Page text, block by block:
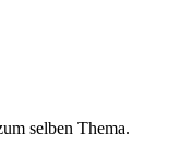
selben Thema.